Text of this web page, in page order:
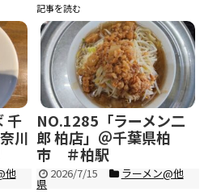
記事を読む
千
川
他
NO.1285「ラーメン二
郎 柏店」＠千葉県柏
市 ＃柏駅
2026/7/15 ラーメン@他
県